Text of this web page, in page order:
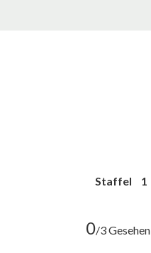
Staffel 1
0/3 Gesehen